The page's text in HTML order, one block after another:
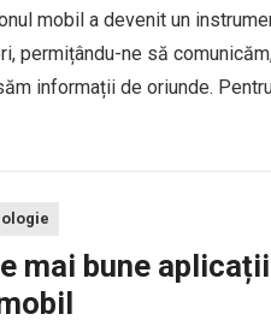
mobil a devenit un
permițându-ne să
informații de oriunde.
mai bune